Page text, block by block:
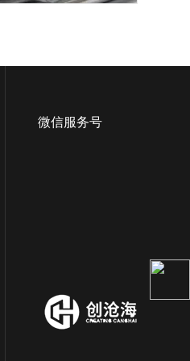
微信服务号